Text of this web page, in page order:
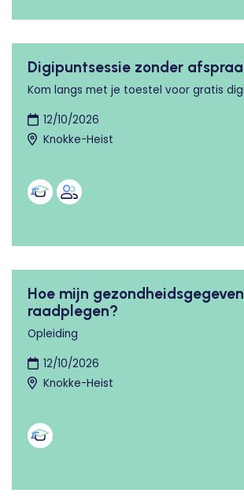
Digipuntsessie zonder
Kom langs met je toestel voor gratis
12/10/2026
Knokke-Heist
Hoe mijn
raadplegen?
Opleiding
12/10/2026
Knokke-Heist